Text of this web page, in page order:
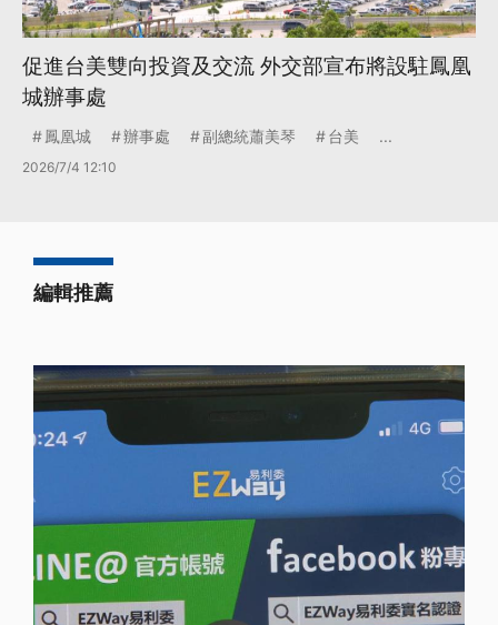
促進台美雙向投資及交流 外交部宣布將設駐鳳凰
城辦事處
鳳凰城 辦事處 副總統蕭美琴 台美 ...
2026/7/4 12:10
編輯推薦